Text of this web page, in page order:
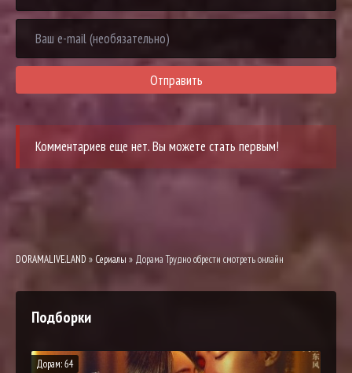
Отправить
Комментариев еще нет. Вы можете стать первым!
DORAMALIVE.LAND » Сериалы » Дорама Трудно обрести смотреть онлайн
Подборки
Дорам: 64